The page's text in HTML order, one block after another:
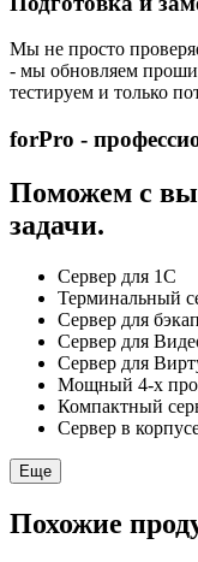
Мы не просто
- мы обновляем
тестируем и только
forPro -
Поможем с
задачи.
Сервер для 1С
Терминальный
Сервер для
Сервер для
Сервер для
Мощный 4-х
Компактный
Сервер в
Еще
Похожие